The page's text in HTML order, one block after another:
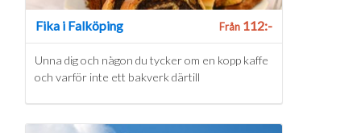
Fika i Falköping Från112:-
Unna dig och någon du tycker om en kopp kaffe
och varför inte ett bakverk därtill